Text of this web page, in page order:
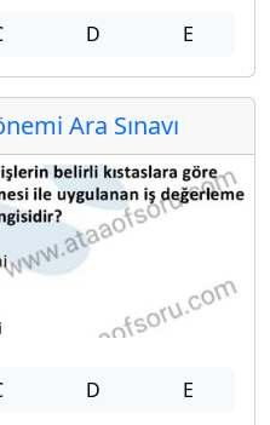
D E
Ara Sınavı
D E